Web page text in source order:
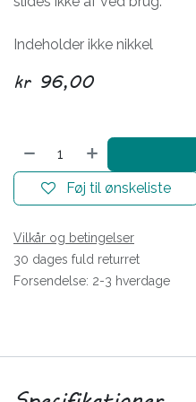
Indeholder ikke nikkel
kr 96,00
Føj til ønskeliste
Vilkår og betingelser
30 dages fuld returret
Forsendelse: 2-3 hverdage